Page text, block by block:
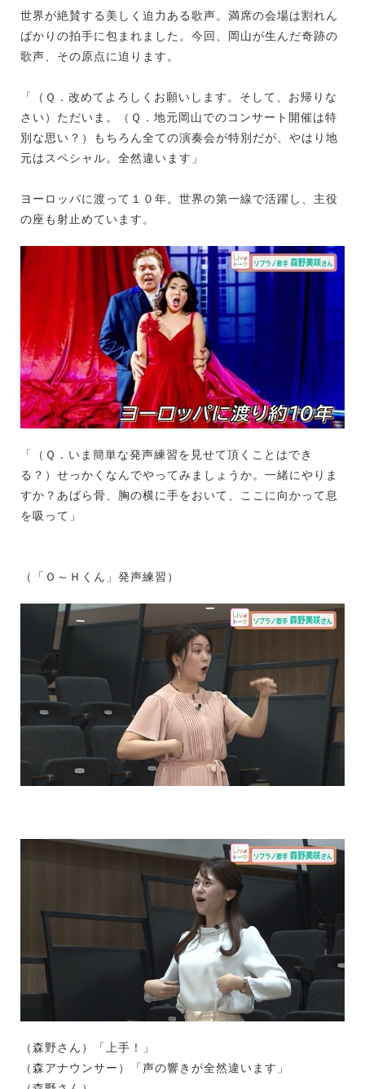
世界が絶賛する美しく迫力ある歌声。満席の会場は割れん
ばかりの拍手に包まれました。今回、岡山が生んだ奇跡の
歌声、その原点に迫ります。
「（Ｑ．改めてよろしくお願いします。そして、お帰りな
さい）ただいま。（Ｑ．地元岡山でのコンサート開催は特
別な思い？）もちろん全ての演奏会が特別だが、やはり地
元はスペシャル。全然違います」
ヨーロッパに渡って１０年。世界の第一線で活躍し、主役
の座も射止めています。
「（Ｑ．いま簡単な発声練習を見せて頂くことはでき
る？）せっかくなんでやってみましょうか。一緒にやりま
すか？あばら骨、胸の横に手をおいて、ここに向かって息
を吸って」
（「Ｏ～Ｈくん」発声練習）
（森野さん）「上手！」
（森アナウンサー）「声の響きが全然違います」